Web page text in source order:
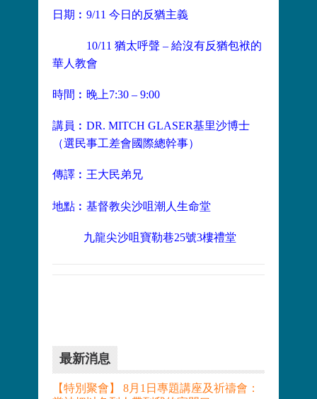
日期︰9/11 今日的反猶主義
10/11 猶太呼聲 – 給沒有反猶包袱的
華人教會
時間︰晚上7:30 – 9:00
講員︰DR. MITCH GLASER基里沙博士
（選民事工差會國際總幹事）
傳譯︰王大民弟兄
地點︰基督教尖沙咀潮人生命堂
九龍尖沙咀寶勒巷25號3樓禮堂
最新消息
【特別聚會】 8月1日專題講座及祈禱會：